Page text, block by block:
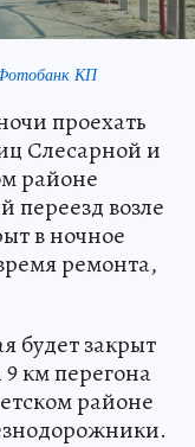
КП
проехать
Слесарной и
районе
переезд возле
в ночное
ремонта,
будет закрыт
км перегона
районе